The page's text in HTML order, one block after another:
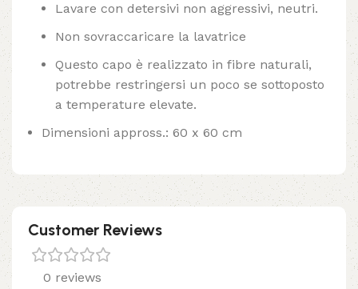
Lavare con detersivi non aggressivi, neutri.
Non sovraccaricare la lavatrice
Questo capo è realizzato in fibre naturali,
potrebbe restringersi un poco se sottoposto
a temperature elevate.
Dimensioni appross.: 60 x 60 cm
Customer Reviews
0 reviews